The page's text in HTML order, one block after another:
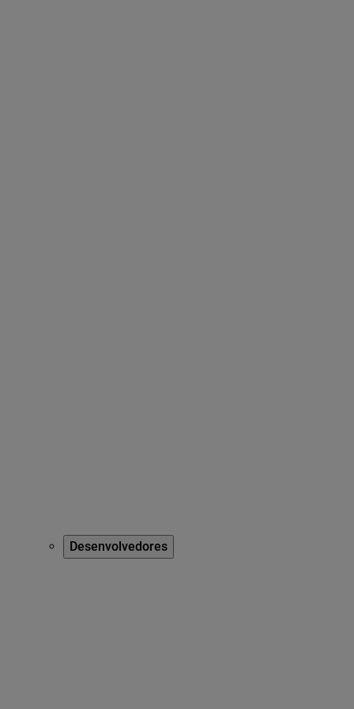
Desenvolvedores